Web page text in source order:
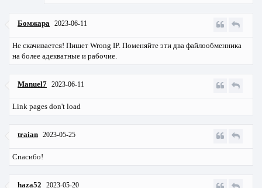
Бомжара 2023-06-11
Не скачивается! Пишет Wrong IP. Поменяйте эти два файлообменника
на более адекватные и рабочие.
Manuel7 2023-06-11
Link pages don't load
traian 2023-05-25
Спасибо!
haza52 2023-05-20